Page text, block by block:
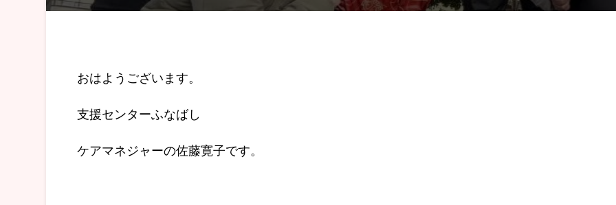
おはようございます。
支援センターふなばし
ケアマネジャーの佐藤寛子です。